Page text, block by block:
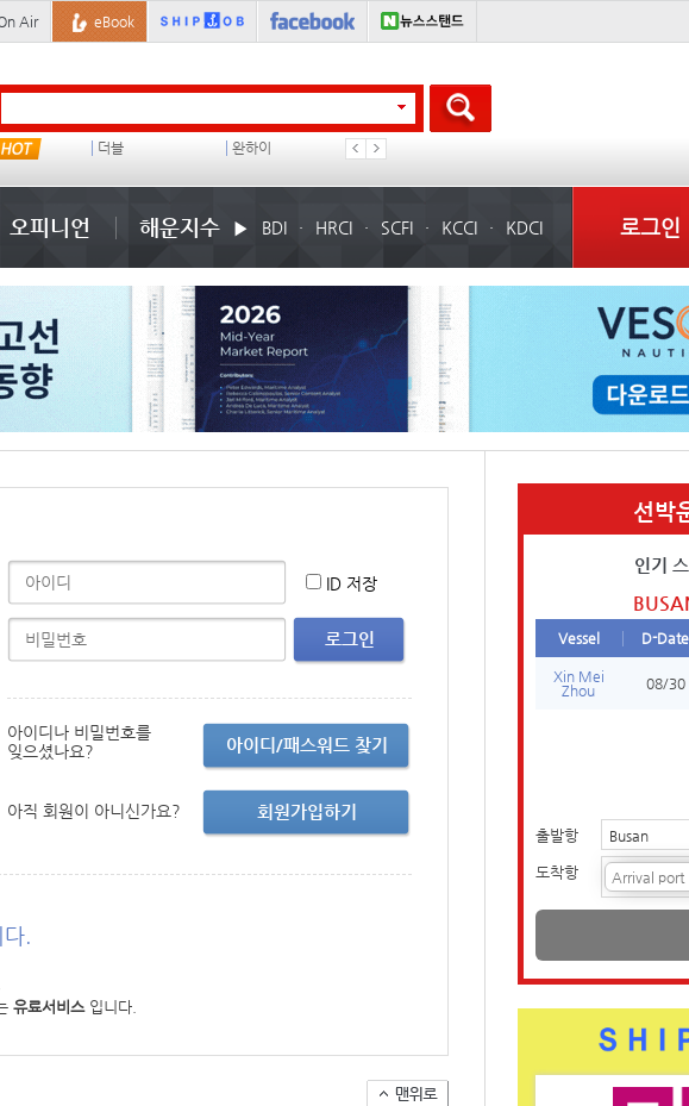
Air eBook
대사 더블 완하이 ??? ???
오피니언 해운지수 BDI HRCI SCFI KCCI KDCI 로그인
로그인
ID 저장
아이디/패스워드 찾기
아이디나 비밀번호를
잊으셨나요?
회원가입하기
아직 회원이 아니신가요?
.
유료서비스입니다.
선박
인기
Vessel D-Date
Xin Mei
Zhou
08/30
출발항
도착항